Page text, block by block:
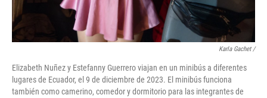
Karla Gachet/
Elizabeth Nuñez y Estefanny Guerrero viajan en un minibús a diferentes
lugares de Ecuador, el 9 de diciembre de 2023. El minibús funciona
también como camerino, comedor y dormitorio para las integrantes de